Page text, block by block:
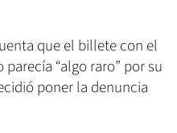
que el billete con el
“algo raro” por su
poner la denuncia